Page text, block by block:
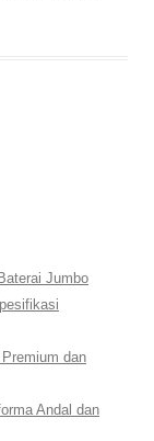
Jumbo
dan
Andal dan